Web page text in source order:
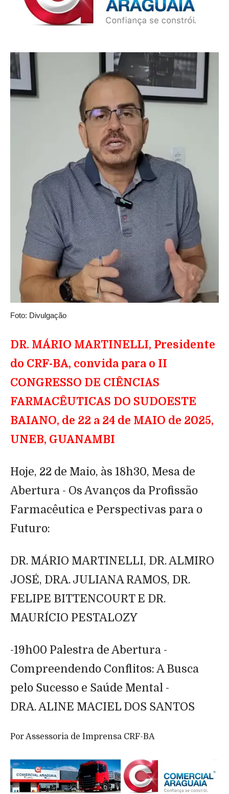
Foto: Divulgação
DR. MÁRIO MARTINELLI, Presidente
do CRF-BA, convida para o II
CONGRESSO DE CIÊNCIAS
FARMACÊUTICAS DO SUDOESTE
BAIANO, de 22 a 24 de MAIO de 2025,
UNEB, GUANAMBI
Hoje, 22 de Maio, às 18h30, Mesa de
Abertura - Os Avanços da Profissão
Farmacêutica e Perspectivas para o
Futuro:
DR. MÁRIO MARTINELLI, DR. ALMIRO
JOSÉ, DRA. JULIANA RAMOS, DR.
FELIPE BITTENCOURT E DR.
MAURÍCIO PESTALOZY
-19h00 Palestra de Abertura -
Compreendendo Conflitos: A Busca
pelo Sucesso e Saúde Mental -
DRA. ALINE MACIEL DOS SANTOS
Por Assessoria de Imprensa CRF-BA